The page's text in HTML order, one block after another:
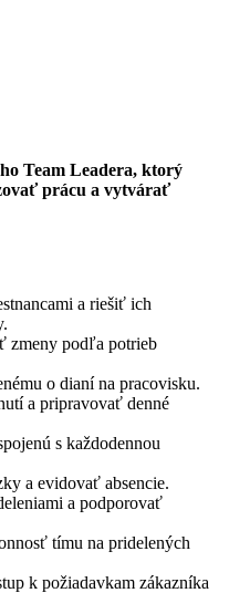
Team Leadera, ktorý
prácu a vytvárať
a riešiť ich
zmeny podľa potrieb
o dianí na pracovisku.
a pripravovať denné
s každodennou
a evidovať absencie.
a podporovať
tímu na pridelených
k požiadavkam zákazníka